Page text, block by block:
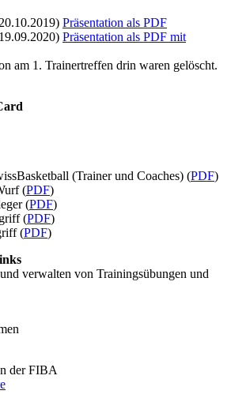
Präsentation als PDF
Präsentation als PDF mit
am 1. Trainertreffen drin waren gelöscht.
(Trainer und Coaches) (PDF)
(PDF)
(PDF)
(PDF)
(PDF)
verwalten von Trainingsübungen und
der FIBA